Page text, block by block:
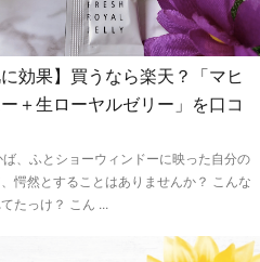
に効果】買うなら楽天？「マヒ
＋生ローヤルゼリー」を口コ
、ふとショーウィンドーに映った自分の
愕然とすることはありませんか？ こんな
たっけ？ こん ...